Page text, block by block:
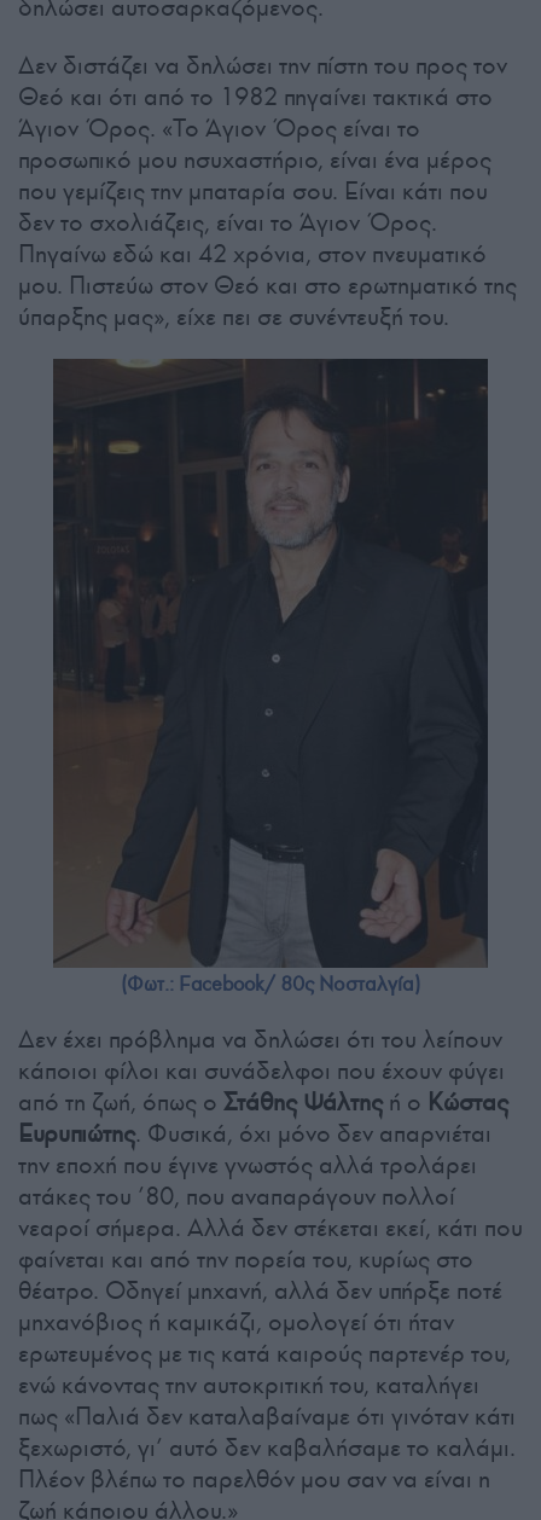
δηλώσει αυτοσαρκαζόμενος.
Δεν διστάζει να δηλώσει την πίστη του προς τον
Θεό και ότι από το 1982 πηγαίνει τακτικά στο
Άγιον Όρος. «Το Άγιον Όρος είναι το
προσωπικό μου ησυχαστήριο, είναι ένα μέρος
που γεμίζεις την μπαταρία σου. Είναι κάτι που
δεν το σχολιάζεις, είναι το Άγιον Όρος.
Πηγαίνω εδώ και 42 χρόνια, στον πνευματικό
μου. Πιστεύω στον Θεό και στο ερωτηματικό της
ύπαρξης μας», είχε πει σε συνέντευξή του.
(Φωτ.: Facebook/ 80ς Νοσταλγία)
Δεν έχει πρόβλημα να δηλώσει ότι του λείπουν
κάποιοι φίλοι και συνάδελφοι που έχουν φύγει
από τη ζωή, όπως ο Στάθης Ψάλτηςή ο Κώστας
Ευρυπιώτης. Φυσικά, όχι μόνο δεν απαρνιέται
την εποχή που έγινε γνωστός αλλά τρολάρει
ατάκες του ’80, που αναπαράγουν πολλοί
νεαροί σήμερα. Αλλά δεν στέκεται εκεί, κάτι που
φαίνεται και από την πορεία του, κυρίως στο
θέατρο. Οδηγεί μηχανή, αλλά δεν υπήρξε ποτέ
μηχανόβιος ή καμικάζι, ομολογεί ότι ήταν
ερωτευμένος με τις κατά καιρούς παρτενέρ του,
ενώ κάνοντας την αυτοκριτική του, καταλήγει
πως «Παλιά δεν καταλαβαίναμε ότι γινόταν κάτι
ξεχωριστό, γι’ αυτό δεν καβαλήσαμε το καλάμι.
Πλέον βλέπω το παρελθόν μου σαν να είναι η
ζωή κάποιου άλλου.»